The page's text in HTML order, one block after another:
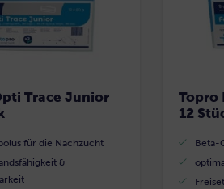
Trace Junior
für die Nachzucht
&
Topro
12
Beta-